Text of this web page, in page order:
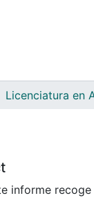
informe